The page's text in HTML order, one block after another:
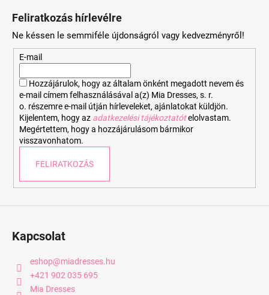
Feliratkozás hírlevélre
Ne késsen le semmiféle újdonságról vagy kedvezményről!
E-mail
Hozzájárulok, hogy az általam önként megadott nevem és
e-mail címem felhasználásával a(z) Mia Dresses, s. r.
o. részemre e-mail útján hírleveleket, ajánlatokat küldjön.
Kijelentem, hogy az adatkezelési tájékoztatót elolvastam.
Megértettem, hogy a hozzájárulásom bármikor
visszavonhatom.
FELIRATKOZÁS
Kapcsolat
eshop@miadresses.hu
+421 902 035 695
Mia Dresses